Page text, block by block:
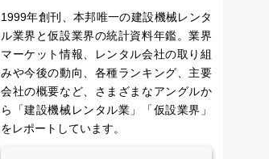
1999年創刊、本邦唯一の建設機械レンタ
ル業界と仮設業界の統計資料年鑑。業界
マーケット情報、レンタル会社の取り組
みや今後の動向、各種ランキング、主要
会社の概要など、さまざまなアングルか
ら「建設機械レンタル業」「仮設業界」
をレポートしています。